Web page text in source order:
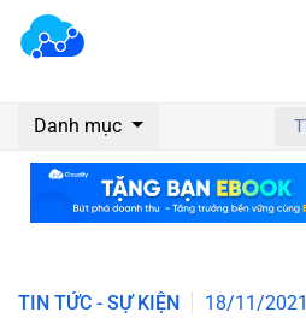
Danh mục
TIN TỨC - SỰ KIỆN 18/11/2021